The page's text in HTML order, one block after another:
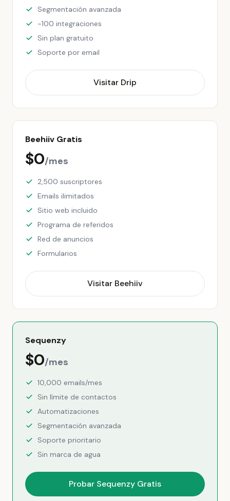
Segmentación avanzada
~100 integraciones
Sin plan gratuito
Soporte por email
Visitar Drip
Beehiiv Gratis
$0/mes
2,500 suscriptores
Emails ilimitados
Sitio web incluido
Programa de referidos
Red de anuncios
Formularios
Visitar Beehiiv
Sequenzy
$0/mes
10,000 emails/mes
Sin límite de contactos
Automatizaciones
Segmentación avanzada
Soporte prioritario
Sin marca de agua
Probar Sequenzy Gratis